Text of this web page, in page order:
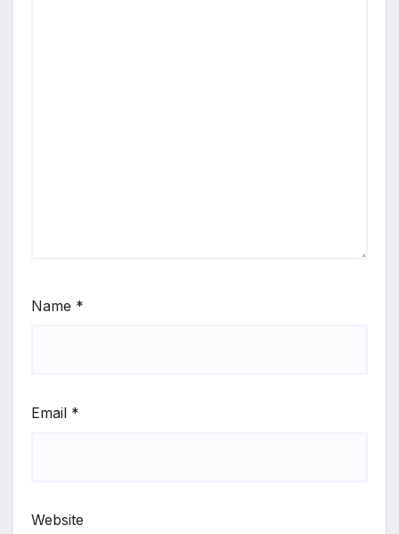
Name *
Email *
Website